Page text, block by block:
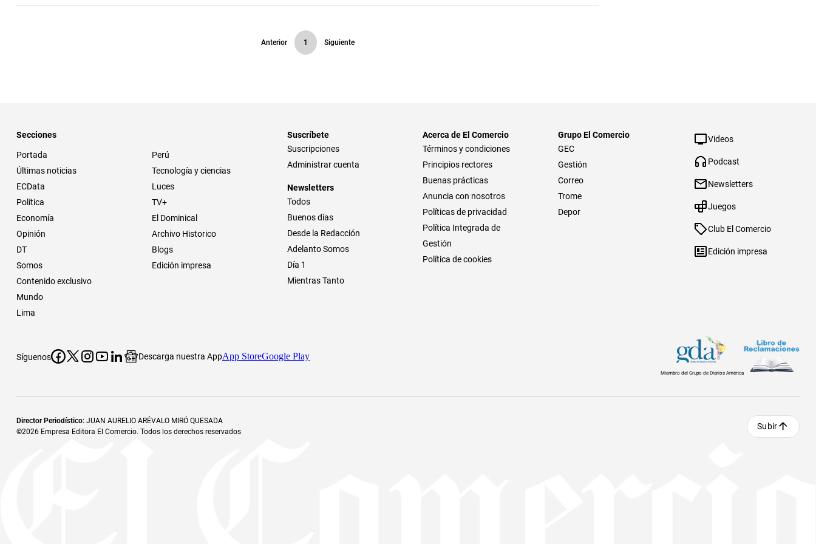
Anterior 1 Siguiente
Secciones
Portada
Últimas noticias
ECData
Política
Economía
Opinión
DT
Somos
Contenido exclusivo
Mundo
Lima
Perú
Tecnología y ciencias
Luces
TV+
El Dominical
Archivo Historico
Blogs
Edición impresa
Suscríbete
Suscripciones
Administrar cuenta
Newsletters
Todos
Buenos días
Desde la Redacción
Adelanto Somos
Día 1
Mientras Tanto
Acerca de El Comercio
Términos y condiciones
Principios rectores
Buenas prácticas
Anuncia con nosotros
Políticas de privacidad
Política Integrada de
Gestión
Política de cookies
Grupo El Comercio
GEC
Gestión
Correo
Trome
Depor
Videos
Podcast
Newsletters
Juegos
Club El Comercio
Edición impresa
Síguenos Descarga nuestra AppApp StoreGoogle Play
Miembro del Grupo de Diarios América
Director Periodístico: JUAN AURELIO ARÉVALO MIRÓ QUESADA
©2026 Empresa Editora El Comercio. Todos los derechos reservados
Subir